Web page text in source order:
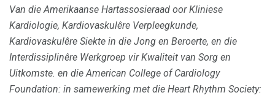
Van die Amerikaanse Hartassosieraad oor Kliniese
Kardiologie, Kardiovaskulêre Verpleegkunde,
Kardiovaskulêre Siekte in die Jong en Beroerte, en die
Interdissiplinêre Werkgroep vir Kwaliteit van Sorg en
Uitkomste. en die American College of Cardiology
Foundation: in samewerking met die Heart Rhythm Society: